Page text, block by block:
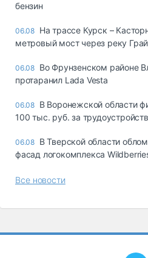
бензин
06.08 На трассе Курск –
метровый мост через реку
06.08 Во Фрунзенском районе
протаранил Lada Vesta
06.08 В Воронежской области
100 тыс. руб. за
06.08 В Тверской области
фасад логокомплекса
Все новости